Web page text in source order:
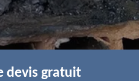
devis gratuit